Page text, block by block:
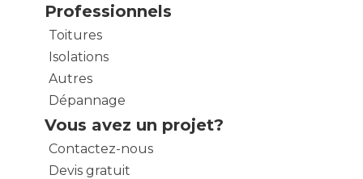
Professionnels
Toitures
Isolations
Autres
Dépannage
Vous avez un projet?
Contactez-nous
Devis gratuit